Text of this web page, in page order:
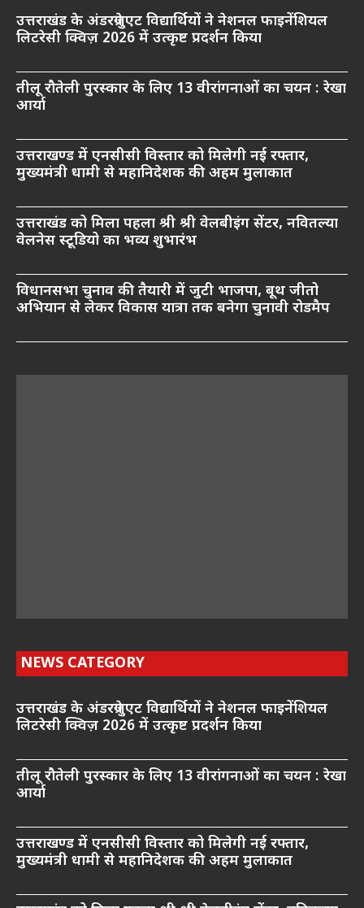
उत्तराखंड के अंडरग्रेजुएट विद्यार्थियों ने नेशनल फाइनेंशियल
लिटरेसी क्विज़ 2026 में उत्कृष्ट प्रदर्शन किया
तीलू रौतेली पुरस्कार के लिए 13 वीरांगनाओं का चयन : रेखा
आर्या
उत्तराखण्ड में एनसीसी विस्तार को मिलेगी नई रफ्तार,
मुख्यमंत्री धामी से महानिदेशक की अहम मुलाकात
उत्तराखंड को मिला पहला श्री श्री वेलबीइंग सेंटर, नवितल्या
वेलनेस स्टूडियो का भव्य शुभारंभ
विधानसभा चुनाव की तैयारी में जुटी भाजपा, बूथ जीतो
अभियान से लेकर विकास यात्रा तक बनेगा चुनावी रोडमैप
NEWS CATEGORY
उत्तराखंड के अंडरग्रेजुएट विद्यार्थियों ने नेशनल फाइनेंशियल
लिटरेसी क्विज़ 2026 में उत्कृष्ट प्रदर्शन किया
तीलू रौतेली पुरस्कार के लिए 13 वीरांगनाओं का चयन : रेखा
आर्या
उत्तराखण्ड में एनसीसी विस्तार को मिलेगी नई रफ्तार,
मुख्यमंत्री धामी से महानिदेशक की अहम मुलाकात